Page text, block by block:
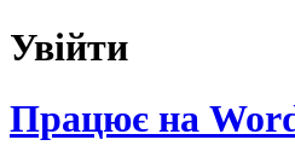
Увійти
Працює на